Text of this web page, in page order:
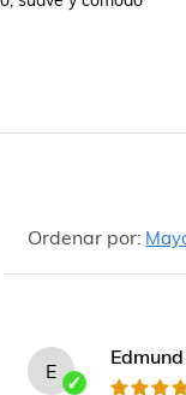
Ordenar por:
E
Edmund